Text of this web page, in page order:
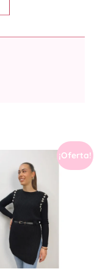
¡Oferta!